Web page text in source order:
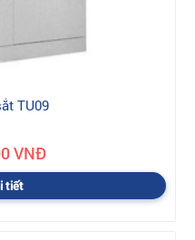
TU09
VNĐ
tiết